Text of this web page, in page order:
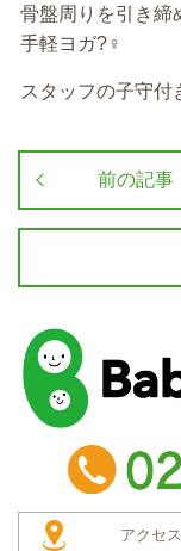
骨盤周りを引き締
手軽ヨガ?‍♀️
スタッフの子守付
前の記事
baby smile
TEL：0225-
アクセス